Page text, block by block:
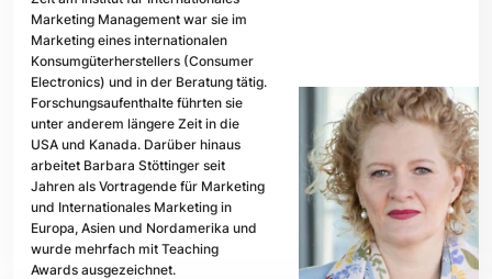
Marketing Management war sie im
Marketing eines internationalen
Konsumgüterherstellers (Consumer
Electronics) und in der Beratung tätig.
Forschungsaufenthalte führten sie
unter anderem längere Zeit in die
USA und Kanada. Darüber hinaus
arbeitet Barbara Stöttinger seit
Jahren als Vortragende für Marketing
und Internationales Marketing in
Europa, Asien und Nordamerika und
wurde mehrfach mit Teaching
Awards ausgezeichnet.